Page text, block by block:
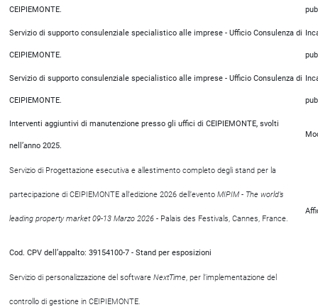
CEIPIEMONTE.
Servizio di supporto consulenziale specialistico alle imprese - Ufficio Consulenza di
CEIPIEMONTE.
Servizio di supporto consulenziale specialistico alle imprese - Ufficio Consulenza di
CEIPIEMONTE.
Interventi aggiuntivi di manutenzione presso gli uffici di CEIPIEMONTE, svolti
nell’anno 2025.
Servizio di Progettazione esecutiva e allestimento completo degli stand per la
partecipazione di CEIPIEMONTE all’edizione 2026 dell’evento MIPIM - The world’s
leading property market 09-13 Marzo 2026 - Palais des Festivals, Cannes, France.
Cod. CPV dell’appalto: 39154100-7 - Stand per esposizioni
Servizio di personalizzazione del software NextTime, per l’implementazione del
controllo di gestione in CEIPIEMONTE.